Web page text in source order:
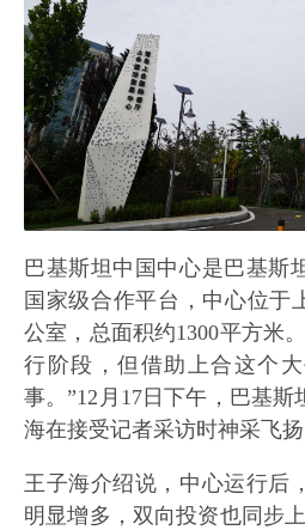
巴基斯坦中国中心是巴基斯
国家级合作平台，中心位于
公室，总面积约1300平方米
行阶段，但借助上合这个
事。”12月17日下午，巴基
海在接受记者采访时神采飞扬
王子海介绍说，中心运行后
明显增多，双向投资也同步